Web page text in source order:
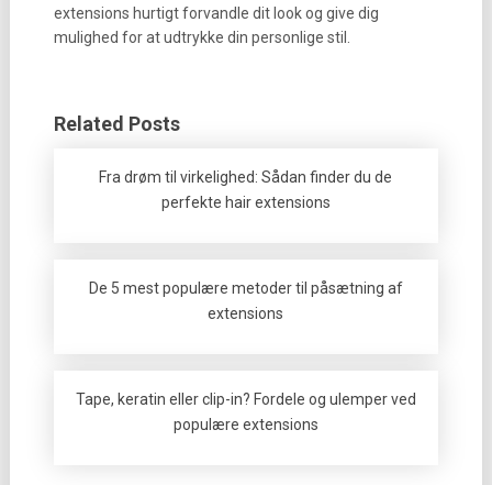
extensions hurtigt forvandle dit look og give dig
mulighed for at udtrykke din personlige stil.
Related Posts
Fra drøm til virkelighed: Sådan finder du de
perfekte hair extensions
De 5 mest populære metoder til påsætning af
extensions
Tape, keratin eller clip-in? Fordele og ulemper ved
populære extensions